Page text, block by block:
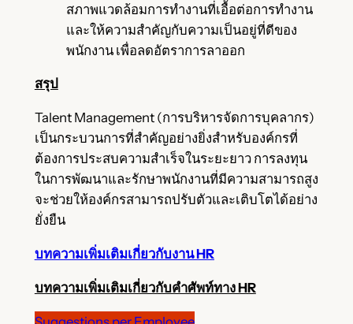
สภาพแวดล้อมการทำงานที่เอื้อต่อการทำงาน
และให้ความสำคัญกับความเป็นอยู่ที่ดีของ
พนักงาน เพื่อลดอัตราการลาออก
สรุป
Talent Management (การบริหารจัดการบุคลากร)
เป็นกระบวนการที่สำคัญอย่างยิ่งสำหรับองค์กรที่
ต้องการประสบความสำเร็จในระยะยาว การลงทุน
ในการพัฒนาและรักษาพนักงานที่มีความสามารถสูง
จะช่วยให้องค์กรสามารถปรับตัวและเติบโตได้อย่าง
ยั่งยืน
บทความเพิ่มเติมเกี่ยวกับงาน HR
บทความเพิ่มเติมเกี่ยวกับคำศัพท์ทาง HR